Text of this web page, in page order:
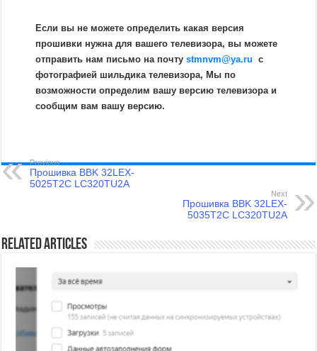
Если вы не можете определить какая версия
прошивки нужна для вашего телевизора, вы можете
отправить нам письмо на почтуstmnvm@ya.ru c
фотографией шильдика телевизора, Мы по
возможности определим вашу версию телевизора и
сообщим вам вашу версию.
Previous
Прошивка BBK 32LEX-
5025T2C LC320TU2A
Next
Прошивка BBK 32LEX-
5035T2C LC320TU2A
Related Articles